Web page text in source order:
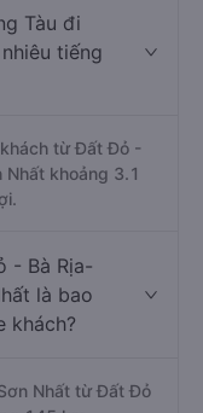
Tàu đi
tiếng
từ Đất Đỏ -
Nhất khoảng 3.1
- Bà Rịa-
là bao
khách?
Nhất từ Đất Đỏ